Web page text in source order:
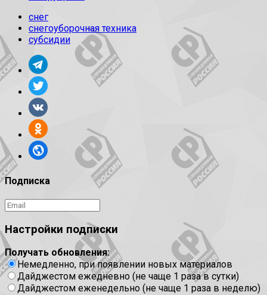
снег
снегоуборочная техника
субсидии
Подписка
Настройки подписки
Получать обновления:
Немедленно, при появлении новых материалов
Дайджестом ежедневно (не чаще 1 раза в сутки)
Дайджестом еженедельно (не чаще 1 раза в неделю)